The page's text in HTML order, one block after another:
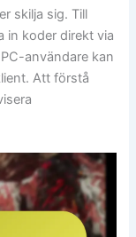
skilja sig. Till
in koder direkt via
användare kan
Att förstå